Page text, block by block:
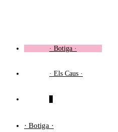
· Botiga ·
· Els Caus ·
· Botiga ·